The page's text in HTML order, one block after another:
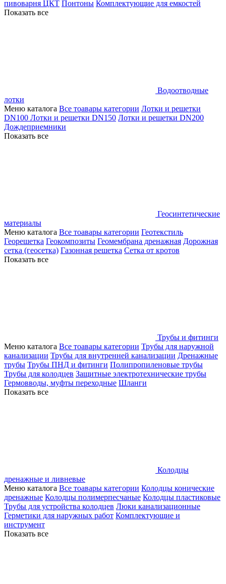
пивоварня ЦКТ Понтоны Комплектующие для емкостей
Показать все
Водоотводные
лотки
Меню каталога Все тоавары категории Лотки и решетки
DN100 Лотки и решетки DN150 Лотки и решетки DN200
Дождеприемники
Показать все
Геосинтетические
материалы
Меню каталога Все тоавары категории Геотекстиль
Георешетка Геокомпозиты Геомембрана дренажная Дорожная
сетка (геосетка) Газонная решетка Сетка от кротов
Показать все
Трубы и фитинги
Меню каталога Все тоавары категории Трубы для наружной
канализации Трубы для внутренней канализации Дренажные
трубы Трубы ПНД и фитинги Полипропиленовые трубы
Трубы для колодцев Защитные электротехнические трубы
Гермовводы, муфты переходные Шланги
Показать все
Колодцы
дренажные и ливневые
Меню каталога Все тоавары категории Колодцы конические
дренажные Колодцы полимерпесчаные Колодцы пластиковые
Трубы для устройства колодцев Люки канализационные
Герметики для наружных работ Комплектующие и
инструмент
Показать все